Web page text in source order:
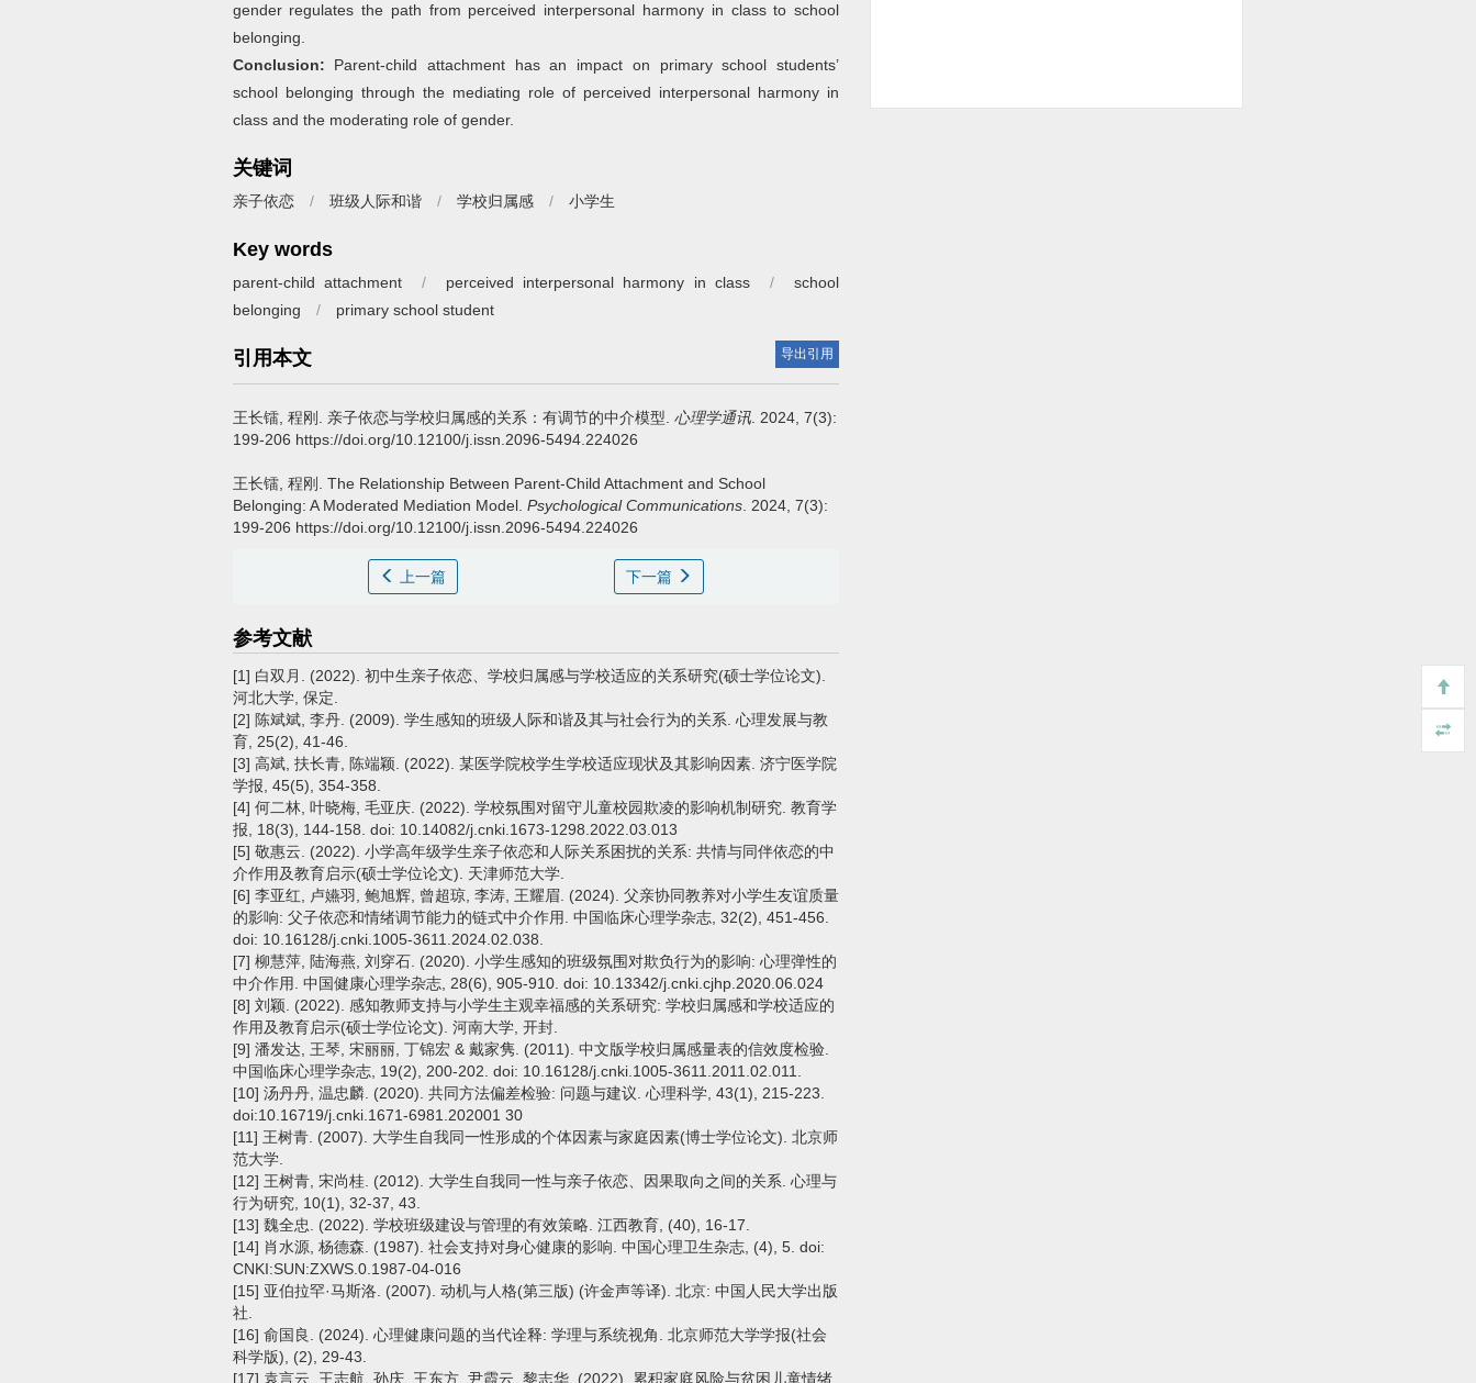
gender regulates the path from perceived interpersonal harmony in class to school
belonging.
Conclusion: Parent-child attachment has an impact on primary school students’
school belonging through the mediating role of perceived interpersonal harmony in
class and the moderating role of gender.
关键词
亲子依恋 / 班级人际和谐 / 学校归属感 / 小学生
Key words
parent-child attachment / perceived interpersonal harmony in class /
school
belonging
/ primary school student
引用本文 导出引用
王长镭, 程刚. 亲子依恋与学校归属感的关系：有调节的中介模型. 心理学通讯. 2024, 7(3):
199-206 https://doi.org/10.12100/j.issn.2096-5494.224026
王长镭, 程刚. The Relationship Between Parent-Child Attachment and School
Belonging: A Moderated Mediation Model. Psychological Communications. 2024, 7(3):
199-206 https://doi.org/10.12100/j.issn.2096-5494.224026
上一篇 下一篇
参考文献
[1] 白双月. (2022). 初中生亲子依恋、学校归属感与学校适应的关系研究(硕士学位论文).
河北大学, 保定.
[2] 陈斌斌, 李丹. (2009). 学生感知的班级人际和谐及其与社会行为的关系. 心理发展与教
育, 25(2), 41-46.
[3] 高斌, 扶长青, 陈端颖. (2022). 某医学院校学生学校适应现状及其影响因素. 济宁医学院
学报, 45(5), 354-358.
[4] 何二林, 叶晓梅, 毛亚庆. (2022). 学校氛围对留守儿童校园欺凌的影响机制研究. 教育学
报, 18(3), 144-158. doi: 10.14082/j.cnki.1673-1298.2022.03.013
[5] 敬惠云. (2022). 小学高年级学生亲子依恋和人际关系困扰的关系: 共情与同伴依恋的中
介作用及教育启示(硕士学位论文). 天津师范大学.
[6] 李亚红, 卢嬿羽, 鲍旭辉, 曾超琼, 李涛, 王耀眉. (2024). 父亲协同教养对小学生友谊质量
的影响: 父子依恋和情绪调节能力的链式中介作用. 中国临床心理学杂志, 32(2), 451-456.
doi: 10.16128/j.cnki.1005-3611.2024.02.038.
[7] 柳慧萍, 陆海燕, 刘穿石. (2020). 小学生感知的班级氛围对欺负行为的影响: 心理弹性的
中介作用. 中国健康心理学杂志, 28(6), 905-910. doi: 10.13342/j.cnki.cjhp.2020.06.024
[8] 刘颖. (2022). 感知教师支持与小学生主观幸福感的关系研究: 学校归属感和学校适应的
作用及教育启示(硕士学位论文). 河南大学, 开封.
[9] 潘发达, 王琴, 宋丽丽, 丁锦宏 & 戴家隽. (2011). 中文版学校归属感量表的信效度检验.
中国临床心理学杂志, 19(2), 200-202. doi: 10.16128/j.cnki.1005-3611.2011.02.011.
[10] 汤丹丹, 温忠麟. (2020). 共同方法偏差检验: 问题与建议. 心理科学, 43(1), 215-223.
doi:10.16719/j.cnki.1671-6981.202001 30
[11] 王树青. (2007). 大学生自我同一性形成的个体因素与家庭因素(博士学位论文). 北京师
范大学.
[12] 王树青, 宋尚桂. (2012). 大学生自我同一性与亲子依恋、因果取向之间的关系. 心理与
行为研究, 10(1), 32-37, 43.
[13] 魏全忠. (2022). 学校班级建设与管理的有效策略. 江西教育, (40), 16-17.
[14] 肖水源, 杨德森. (1987). 社会支持对身心健康的影响. 中国心理卫生杂志, (4), 5. doi:
CNKI:SUN:ZXWS.0.1987-04-016
[15] 亚伯拉罕·马斯洛. (2007). 动机与人格(第三版) (许金声等译). 北京: 中国人民大学出版
社.
[16] 俞国良. (2024). 心理健康问题的当代诠释: 学理与系统视角. 北京师范大学学报(社会
科学版), (2), 29-43.
[17] 袁言云, 王志航, 孙庆, 王东方, 尹霞云, 黎志华. (2022). 累积家庭风险与贫困儿童情绪